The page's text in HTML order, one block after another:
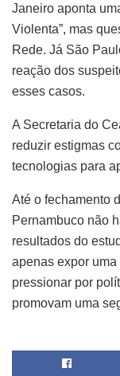
Janeiro aponta
Violenta”, mas
Rede. Já São
reação dos
esses casos.
A Secretaria do
reduzir estigmas
tecnologias para
Até o fechamento
Pernambuco não
resultados do
apenas expor
pressionar por
promovam uma